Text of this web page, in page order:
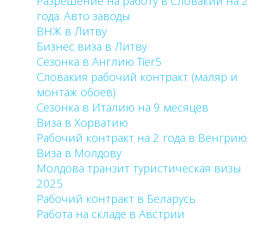
года. Авто заводы
ВНЖ в Литву
Бизнес виза в Литву
Сезонка в Англию Tier5
Словакия рабочий контракт (маляр и
монтаж обоев)
Сезонка в Италию на 9 месяцев
Виза в Хорватию
Рабочий контракт на 2 года в Венгрию
Виза в Молдову
Молдова транзит туристическая визы
2025
Рабочий контракт в Беларусь
Работа на складе в Австрии